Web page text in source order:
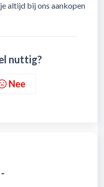
altijd bij ons aankopen
nuttig?
Nee